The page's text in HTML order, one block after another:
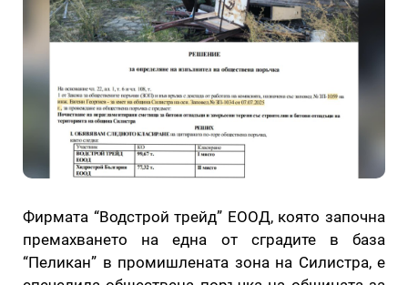
Фирмата “Водстрой трейд” ЕООД, която започна
премахването на една от сградите в база
“Пеликан” в промишлената зона на Силистра, е